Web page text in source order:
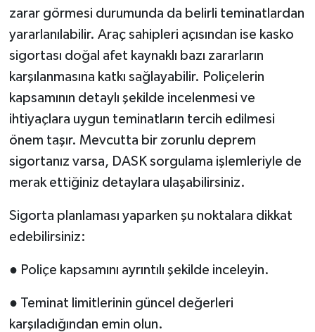
zarar görmesi durumunda da belirli teminatlardan
yararlanılabilir. Araç sahipleri açısından ise kasko
sigortası doğal afet kaynaklı bazı zararların
karşılanmasına katkı sağlayabilir. Poliçelerin
kapsamının detaylı şekilde incelenmesi ve
ihtiyaçlara uygun teminatların tercih edilmesi
önem taşır. Mevcutta bir zorunlu deprem
sigortanız varsa, DASK sorgulama işlemleriyle de
merak ettiğiniz detaylara ulaşabilirsiniz.
Sigorta planlaması yaparken şu noktalara dikkat
edebilirsiniz:
● Poliçe kapsamını ayrıntılı şekilde inceleyin.
● Teminat limitlerinin güncel değerleri
karşıladığından emin olun.